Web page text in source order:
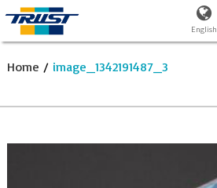
English
Home / image_1342191487_3